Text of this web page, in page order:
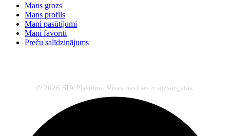
Mans grozs
Mans profils
Mani pasūtījumi
Mani favorīti
Preču salīdzinājums
© 2026 SIA Plastena. Visas tiesības ir aizsargātas.